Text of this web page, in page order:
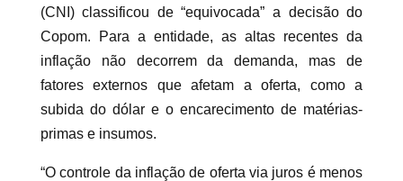
(CNI) classificou de “equivocada” a decisão do
Copom. Para a entidade, as altas recentes da
inflação não decorrem da demanda, mas de
fatores externos que afetam a oferta, como a
subida do dólar e o encarecimento de matérias-
primas e insumos.
“O controle da inflação de oferta via juros é menos